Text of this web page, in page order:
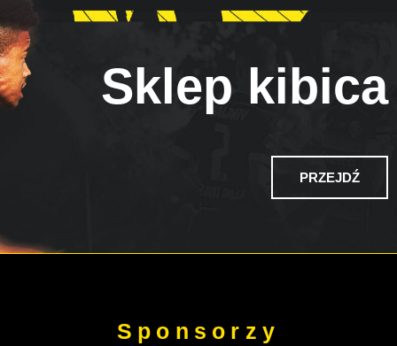
Sklep kibica
PRZEJDŹ
Sponsorzy